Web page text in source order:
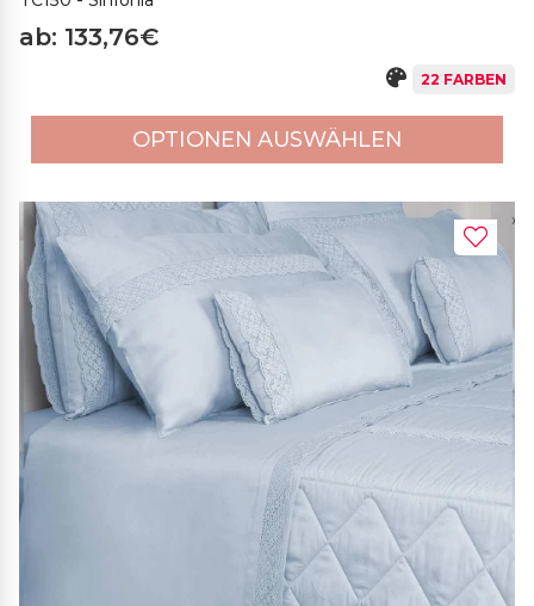
ab: 133,76€
22 FARBEN
OPTIONEN AUSWÄHLEN